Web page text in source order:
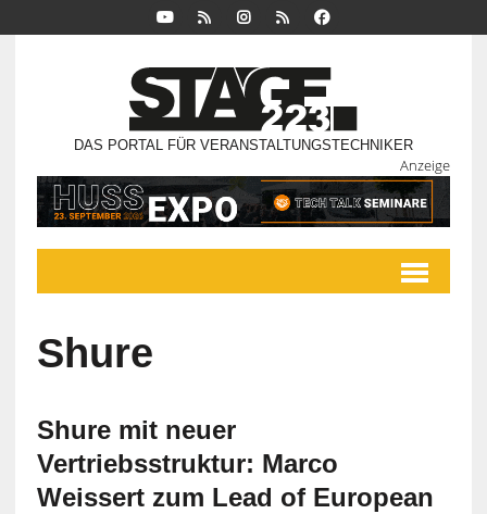
DAS PORTAL FÜR VERANSTALTUNGSTECHNIKER
Anzeige
Shure
Shure mit neuer
Vertriebsstruktur: Marco
Weissert zum Lead of European